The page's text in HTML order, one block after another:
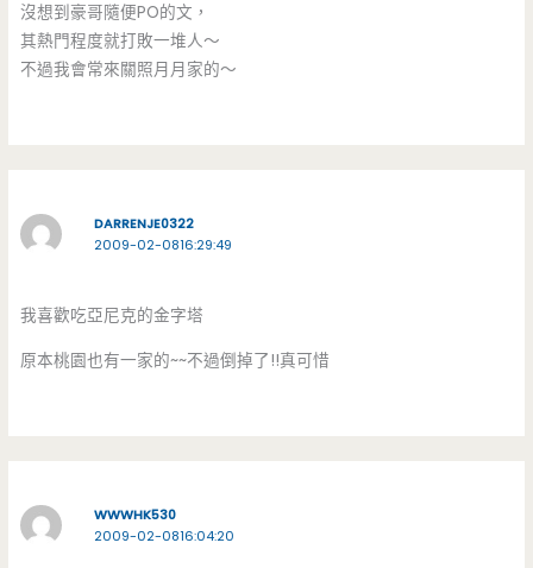
沒想到豪哥隨便PO的文，
其熱門程度就打敗一堆人～
不過我會常來關照月月家的～
DARRENJE0322
2009-02-0816:29:49
我喜歡吃亞尼克的金字塔
原本桃園也有一家的~~不過倒掉了!!真可惜
WWWHK530
2009-02-0816:04:20